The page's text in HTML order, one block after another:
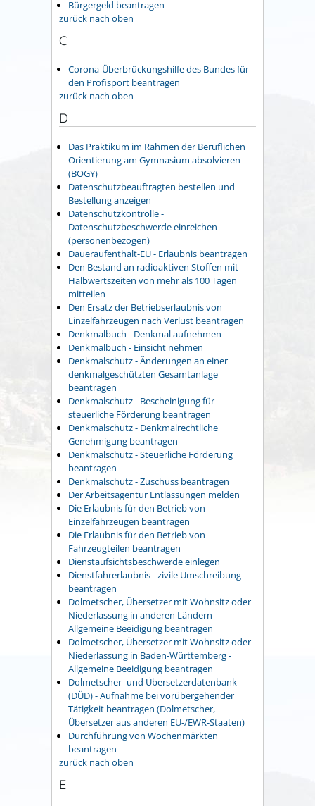
Bürgergeld beantragen
zurück nach oben
C
Corona-Überbrückungshilfe des Bundes für
den Profisport beantragen
zurück nach oben
D
Das Praktikum im Rahmen der Beruflichen
Orientierung am Gymnasium absolvieren
(BOGY)
Datenschutzbeauftragten bestellen und
Bestellung anzeigen
Datenschutzkontrolle -
Datenschutzbeschwerde einreichen
(personenbezogen)
Daueraufenthalt-EU - Erlaubnis beantragen
Den Bestand an radioaktiven Stoffen mit
Halbwertszeiten von mehr als 100 Tagen
mitteilen
Den Ersatz der Betriebserlaubnis von
Einzelfahrzeugen nach Verlust beantragen
Denkmalbuch - Denkmal aufnehmen
Denkmalbuch - Einsicht nehmen
Denkmalschutz - Änderungen an einer
denkmalgeschützten Gesamtanlage
beantragen
Denkmalschutz - Bescheinigung für
steuerliche Förderung beantragen
Denkmalschutz - Denkmalrechtliche
Genehmigung beantragen
Denkmalschutz - Steuerliche Förderung
beantragen
Denkmalschutz - Zuschuss beantragen
Der Arbeitsagentur Entlassungen melden
Die Erlaubnis für den Betrieb von
Einzelfahrzeugen beantragen
Die Erlaubnis für den Betrieb von
Fahrzeugteilen beantragen
Dienstaufsichtsbeschwerde einlegen
Dienstfahrerlaubnis - zivile Umschreibung
beantragen
Dolmetscher, Übersetzer mit Wohnsitz oder
Niederlassung in anderen Ländern -
Allgemeine Beeidigung beantragen
Dolmetscher, Übersetzer mit Wohnsitz oder
Niederlassung in Baden-Württemberg -
Allgemeine Beeidigung beantragen
Dolmetscher- und Übersetzerdatenbank
(DÜD) - Aufnahme bei vorübergehender
Tätigkeit beantragen (Dolmetscher,
Übersetzer aus anderen EU-/EWR-Staaten)
Durchführung von Wochenmärkten
beantragen
zurück nach oben
E